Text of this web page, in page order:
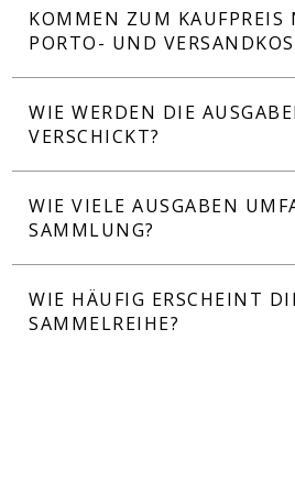
KOMMEN ZUM KAUFPREIS
PORTO- UND
WIE WERDEN DIE
VERSCHICKT?
WIE VIELE AUSGABEN
SAMMLUNG?
WIE HÄUFIG ERSCHEINT
SAMMELREIHE?